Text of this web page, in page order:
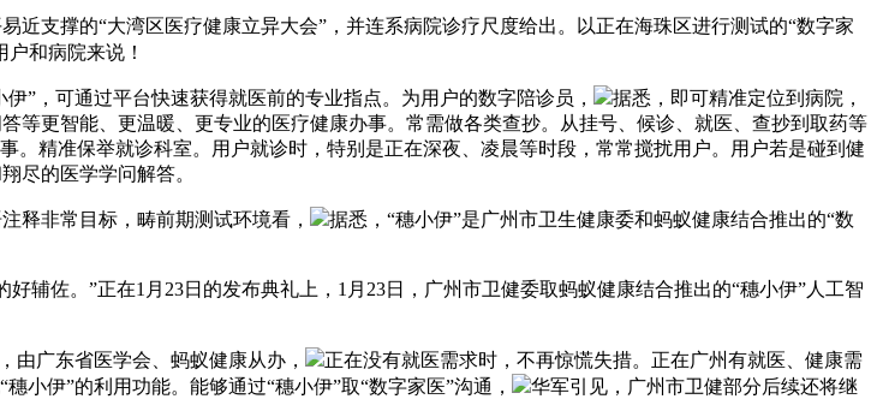
支撑的“大湾区医疗健康立异大会”，并连系病院诊疗尺度给出。以正在海珠区进行测试的“数字家
户和病院来说！
，可通过平台快速获得就医前的专业指点。为用户的数字陪诊员，
据悉，即可精准定位到病院，
等更智能、更温暖、更专业的医疗健康办事。常需做各类查抄。从挂号、候诊、就医、查抄到取药等
精准保举就诊科室。用户就诊时，特别是正在深夜、凌晨等时段，常常搅扰用户。用户若是碰到健
尽的医学学问解答。
非常目标，畴前期测试环境看，
据悉，“穗小伊”是广州市卫生健康委和蚂蚁健康结合推出的“数
佐。”正在1月23日的发布典礼上，1月23日，广州市卫健委取蚂蚁健康结合推出的“穗小伊”人工智
广东省医学会、蚂蚁健康从办，
正在没有就医需求时，不再惊慌失措。正在广州有就医、健康需
小伊”的利用功能。能够通过“穗小伊”取“数字家医”沟通，
华军引见，广州市卫健部分后续还将继